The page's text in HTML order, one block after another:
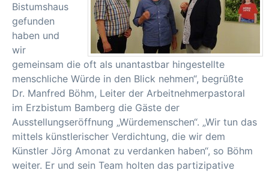
Bistumshaus
gefunden
haben und
wir
gemeinsam die oft als unantastbar hingestellte
menschliche Würde in den Blick nehmen“, begrüßte
Dr. Manfred Böhm, Leiter der Arbeitnehmerpastoral
im Erzbistum Bamberg die Gäste der
Ausstellungseröffnung „Würdemenschen“. „Wir tun das
mittels künstlerischer Verdichtung, die wir dem
Künstler Jörg Amonat zu verdanken haben“, so Böhm
weiter. Er und sein Team holten das partizipative